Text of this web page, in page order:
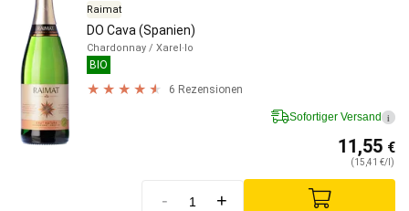
Raimat
DO Cava (Spanien)
Chardonnay / Xarel·lo
BIO
6 Rezensionen
Sofortiger Versand i
11,55 €
(15,41 €/l)
- +